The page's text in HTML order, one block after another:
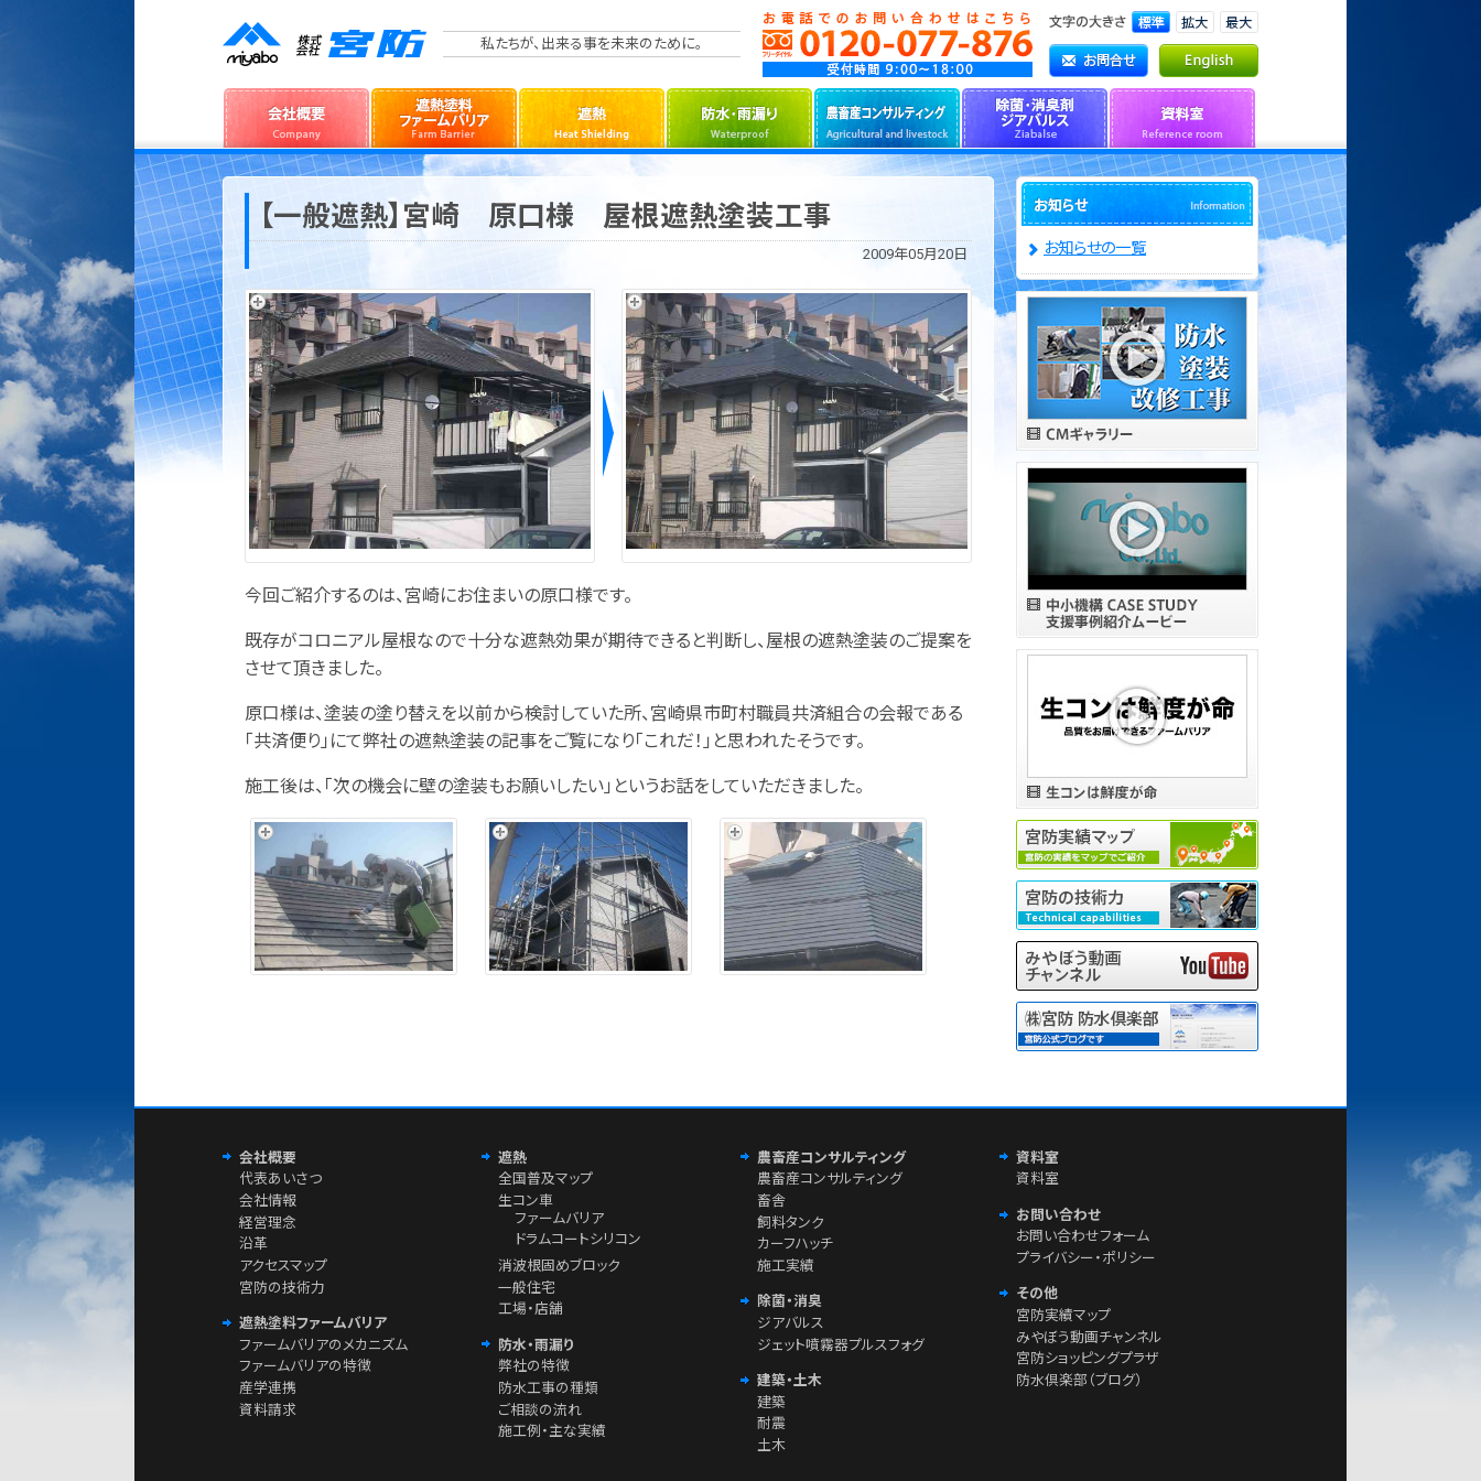
私たちが、出来る事を未来のために。
【一般遮熱】宮崎 原口様 屋根遮熱塗装工事
2009年05月20日
今回ご紹介するのは、宮崎にお住まいの原口様です。
既存がコロニアル屋根なので十分な遮熱効果が期待できると判断し、屋根の遮熱塗装のご提案を
させて頂きました。
原口様は、塗装の塗り替えを以前から検討していた所、宮崎県市町村職員共済組合の会報である
「共済便り」にて弊社の遮熱塗装の記事をご覧になり「これだ！」と思われたそうです。
施工後は、「次の機会に壁の塗装もお願いしたい」というお話をしていただきました。
お知らせの一覧
会社概要
代表あいさつ
会社情報
経営理念
沿革
アクセスマップ
宮防の技術力
遮熱塗料ファームバリア
ファームバリアのメカニズム
ファームバリアの特徴
産学連携
資料請求
遮熱
全国普及マップ
生コン車
ファームバリア
ドラムコートシリコン
消波根固めブロック
一般住宅
工場・店舗
防水・雨漏り
弊社の特徴
防水工事の種類
ご相談の流れ
施工例・主な実績
農畜産コンサルティング
農畜産コンサルティング
畜舎
飼料タンク
カーフハッチ
施工実績
除菌・消臭
ジアバルス
ジェット噴霧器プルスフォグ
建築・土木
建築
耐震
土木
資料室
資料室
お問い合わせ
お問い合わせフォーム
プライバシー・ポリシー
その他
宮防実績マップ
みやぼう動画チャンネル
宮防ショッピングプラザ
防水倶楽部（ブログ）